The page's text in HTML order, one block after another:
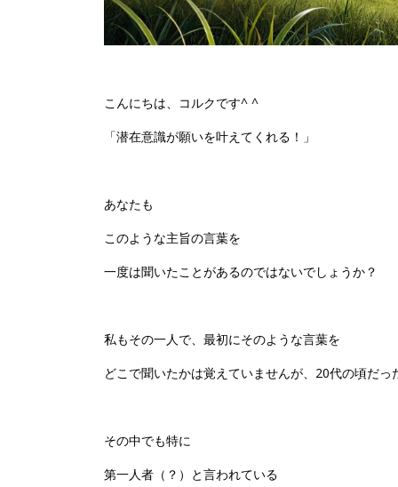
こんにちは、コルクです^ ^
「潜在意識が願いを叶えてくれる！」
あなたも
このような主旨の言葉を
一度は聞いたことがあるのではないでしょうか？
私もその一人で、 最初にそのような言葉を
どこで聞いたかは覚えていませんが、20代の頃だっ
その中でも特に
第一人者（？）と言われている